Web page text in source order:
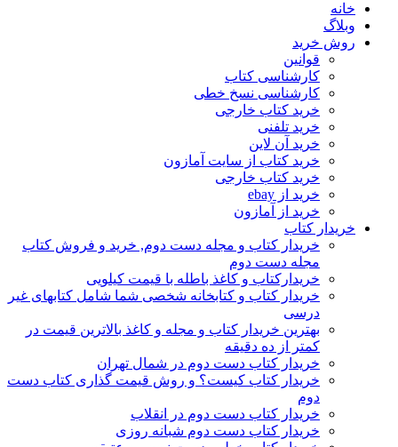
خانه
وبلاگ
روش خرید
قوانین
کارشناسی کتاب
کارشناسی نسخ خطی
خرید کتاب خارجی
خرید تلفنی
خرید آن لاین
خرید کتاب از سایت آمازون
خرید کتاب خارجی
خرید از ebay
خرید از آمازون
خریدار کتاب
خریدار کتاب و مجله دست دوم, خرید و فروش کتاب
مجله دست دوم
خریدارکتاب و کاغذ باطله با قیمت کیلویی
خریدار کتاب و کتابخانه شخصی شما شامل کتابهای غیر
درسی
بهترین خریدار کتاب و مجله و کاغذ بالاترین قیمت در
کمتر از ده دقیقه
خریدار کتاب دست دوم در شمال تهران
خریدار کتاب کیست؟ و روش قیمت گذاری کتاب دست
دوم
خریدار کتاب دست دوم در انقلاب
خریدار کتاب دست دوم شبانه روزی